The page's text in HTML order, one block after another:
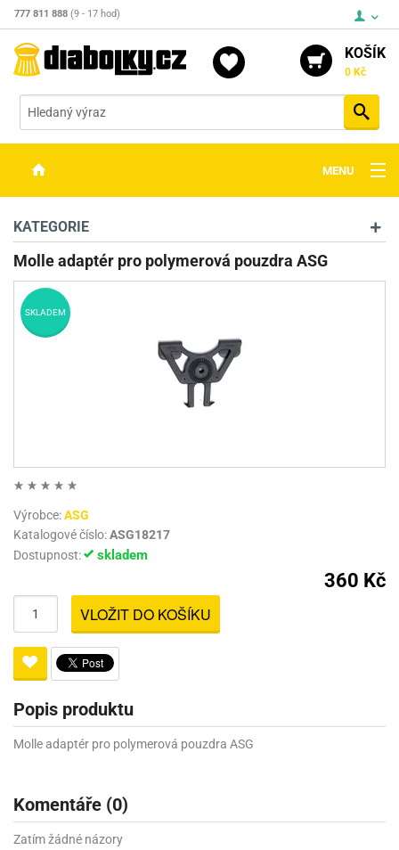
777 811 888 (9 - 17 hod)
KOŠÍK
0 Kč
MENU
OPTIKA
STŘELIVO
PŘÍSLUŠENSTVÍ
KATEGORIE
Molle adaptér pro polymerová pouzdra ASG
SKLADEM
Výrobce:ASG
Katalogové číslo:ASG18217
Dostupnost:
skladem
360 Kč
VLOŽIT DO KOŠÍKU
Popis produktu
Molle adaptér pro polymerová pouzdra ASG
Komentáře (0)
Zatím žádné názory